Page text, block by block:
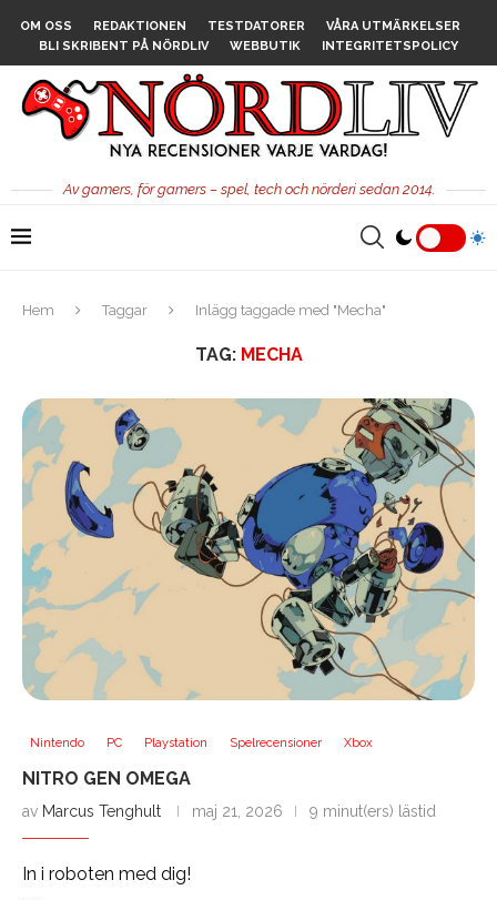
OM OSS REDAKTIONEN TESTDATORER
VÅRA UTMÄRKELSER
BLI SKRIBENT PÅ NÖRDLIV
WEBBUTIK INTEGRITETSPOLICY
Av gamers, för gamers – spel, tech och nörderi sedan 2014.
Hem Taggar Inlägg taggade med "Mecha"
TAG: MECHA
Nintendo PC Playstation Spelrecensioner Xbox
NITRO GEN OMEGA
av Marcus Tenghult maj 21, 2026 9 minut(ers) lästid
In i roboten med dig!